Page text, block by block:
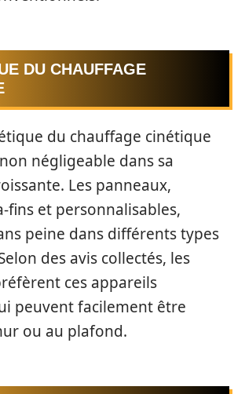
DU CHAUFFAGE
du chauffage cinétique
négligeable dans sa
Les panneaux,
fins et personnalisables,
peine dans différents types
des avis collectés, les
ces appareils
peuvent facilement être
ou au plafond.